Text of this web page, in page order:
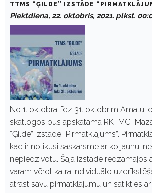
TTMS “ĢILDE” IZSTĀDE
Piektdiena, 22. oktobris, 2021. plkst.
No 1. oktobra līdz 31. oktobrim Amatu
skatlogos būs apskatāma RKTMC
“Ģilde” izstāde “Pirmatklājums”.
kad ir notikusi saskarsme ar ko jaunu,
nepiedzīvotu. Šajā izstādē redzamajos
varam vērot katra individuālo
atrast savu pirmatklājumu un satikties